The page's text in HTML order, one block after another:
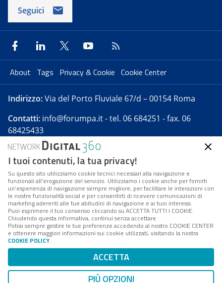
Seguici
About Tags Privacy & Cookie Cookie Center
Indirizzo:Via del Porto Fluviale 67/d – 00154 Roma
Contatti: info@forumpa.it- tel. 06 684251 - fax. 06
68425433
Forumpa.itè una pubblicazione telematica iscritta
presso Registro della stampa del Tribunale di Roma -
Reg. n. 182 del 2 maggio 2008 - Direttore resp. Michela
Stentella
FPA s.r.l. è società soggetta a Direzione e
Coordinamento da parte di Digital360 S.p.A. - FPA s.r.l.
è un'azienda certificata per il sistema di management
Codice Fiscale/Partita IVA n. 10693191008 - R.E.A. Roma
n. 1249791. ISP AWS
Mappa del sito
I tuoi contenuti, la tua privacy!
Su questo sito utilizziamo cookie tecnici necessari alla navigazione e
funzionali all’erogazione del servizio. Utilizziamo i cookie anche per fornirti
un’esperienza di navigazione sempre migliore, per facilitare le interazioni con
le nostre funzionalità social e per consentirti di ricevere comunicazioni di
marketing aderenti alle tue abitudini di navigazione e ai tuoi interessi.
Puoi esprimere il tuo consenso cliccando su ACCETTA TUTTI I COOKIE.
Chiudendo questa informativa, continui senza accettare.
Potrai sempre gestire le tue preferenze accedendo al nostro COOKIE CENTER
e ottenere maggiori informazioni sui cookie utilizzati, visitando la nostra
COOKIE POLICY.
ACCETTA
PIÙ OPZIONI